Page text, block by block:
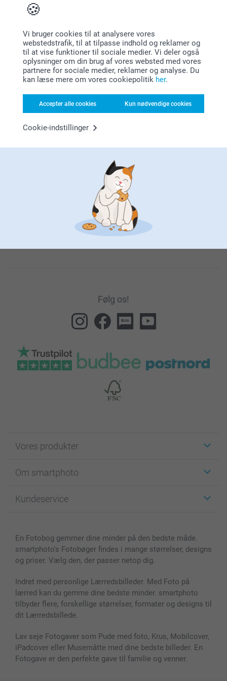
Vi bruger cookies til at analysere vores
webstedstrafik, til at tilpasse indhold og reklamer og
til at vise funktioner til sociale medier. Vi deler også
oplysninger om din brug af vores websted med vores
partnere for sociale medier, reklamer og analyse. Du
kan læse mere om vores cookiepolitik her.
Accepter alle cookies Kun nødvendige cookies
Cookie-indstillinger
Tilmeld dig vores nyhedsbrev
Indtast din e-mailadresse her
Ved at tilmelde dig til vores nyhedsbrev bliver du holdt
opdateret om vores produkter og særlige tilbud og du
accepterer dermed voresFortrolighedserklæring
Du kan afmelde abonnementet ved at klikke på linket til
Følg os!
Vores produkter
Fotokort
Fotobøger
Cover til mobil & tablet
MyNameBook
Fotorammer & Tilbehør
Alle fotoprodukter
Om smartphoto
For affiliate
Sitemap
Betingelser og garantier
Kundeservice
smartbonus
Priser & betaling
En Fotobog gemmer dine minder på den bedste måde.
smartphoto's Fotobøger findes i mange størrelser, designs
og priser. Vælg den, der passer netop dig.
Indret med personlige Lærredsbilleder. Med Foto på
lærred kan du gemme dine bedste minder. smartphoto
tilbyder flere, forskellige størrelser, formater og designs til
dit Lærredsbillede.
Lav seje Fotogaver som Pude med foto, Krus, Mobilcover,
iPadcover eller Musemåtte med dine bedste billeder. En
Fotogave er den perfekte gave til familie og venner.